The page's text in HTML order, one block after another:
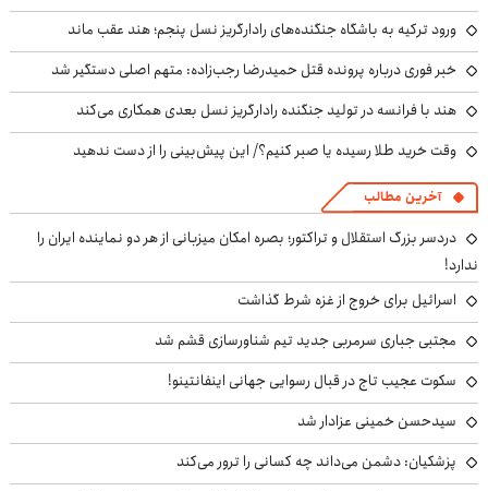
ورود ترکیه به باشگاه جنگنده‌های رادارگریز نسل پنجم؛ هند عقب ماند
خبر فوری درباره پرونده قتل حمیدرضا رجب‌زاده: متهم اصلی دستگیر شد
هند با فرانسه در تولید جنگنده رادارگریز نسل بعدی همکاری می‌کند
وقت خرید طلا رسیده یا صبر کنیم؟/ این پیش‌بینی را از دست ندهید
آخرین مطالب
دردسر بزرگ استقلال و تراکتور؛ بصره امکان میزبانی از هر دو نماینده ایران را
ندارد!
اسرائیل برای خروج از غزه شرط گذاشت
مجتبی جباری سرمربی جدید تیم شناورسازی قشم شد
سکوت عجیب تاج در قبال رسوایی جهانی اینفانتینو!
سیدحسن خمینی عزادار شد
پزشکیان: دشمن می‌داند چه کسانی را ترور می‌کند